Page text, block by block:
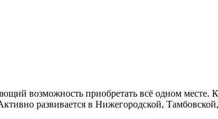
возможность приобретать всё одном месте.
развивается в Нижегородской,